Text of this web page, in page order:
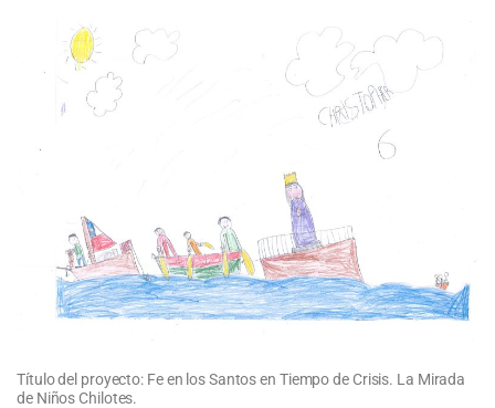
Título del proyecto: Fe en los Santos en Tiempo de Crisis. La Mirada
de Niños Chilotes.